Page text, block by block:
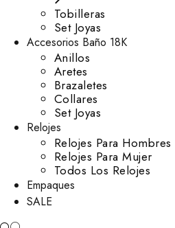
Tobilleras
Set Joyas
Accesorios Baño 18K
Anillos
Aretes
Brazaletes
Collares
Set Joyas
Relojes
Relojes Para Hombres
Relojes Para Mujer
Todos Los Relojes
Empaques
SALE